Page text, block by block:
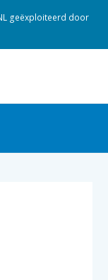
geëxploiteerd door